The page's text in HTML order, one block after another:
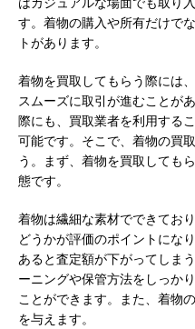
す。着物の購入や所有だけで
トがあります。
着物を買取してもらう際には
スムーズに取引が進むことが
際にも、買取業者を利用する
可能です。そこで、着物の買
う。まず、着物を買取しても
態です。
着物は繊細な素材でできてお
どうかが評価のポイントにな
あると査定額が下がってしま
ーニングや保管方法をしっか
ことができます。また、着物
を与えます。